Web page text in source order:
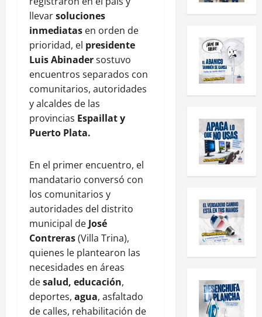
llevarsoluciones
inmediatas en orden de
prioridad, el presidente
Luis Abinadersostuvo
encuentros separados con
comunitarios, autoridades
y alcaldes de las
provincias Espaillat y
Puerto Plata.
En el primer encuentro, el
mandatario conversó con
los comunitarios y
autoridades del distrito
municipal de José
Contreras(Villa Trina),
quienes le plantearon las
necesidades en áreas
desalud, educación,
deportes, agua, asfaltado
de calles, rehabilitación de